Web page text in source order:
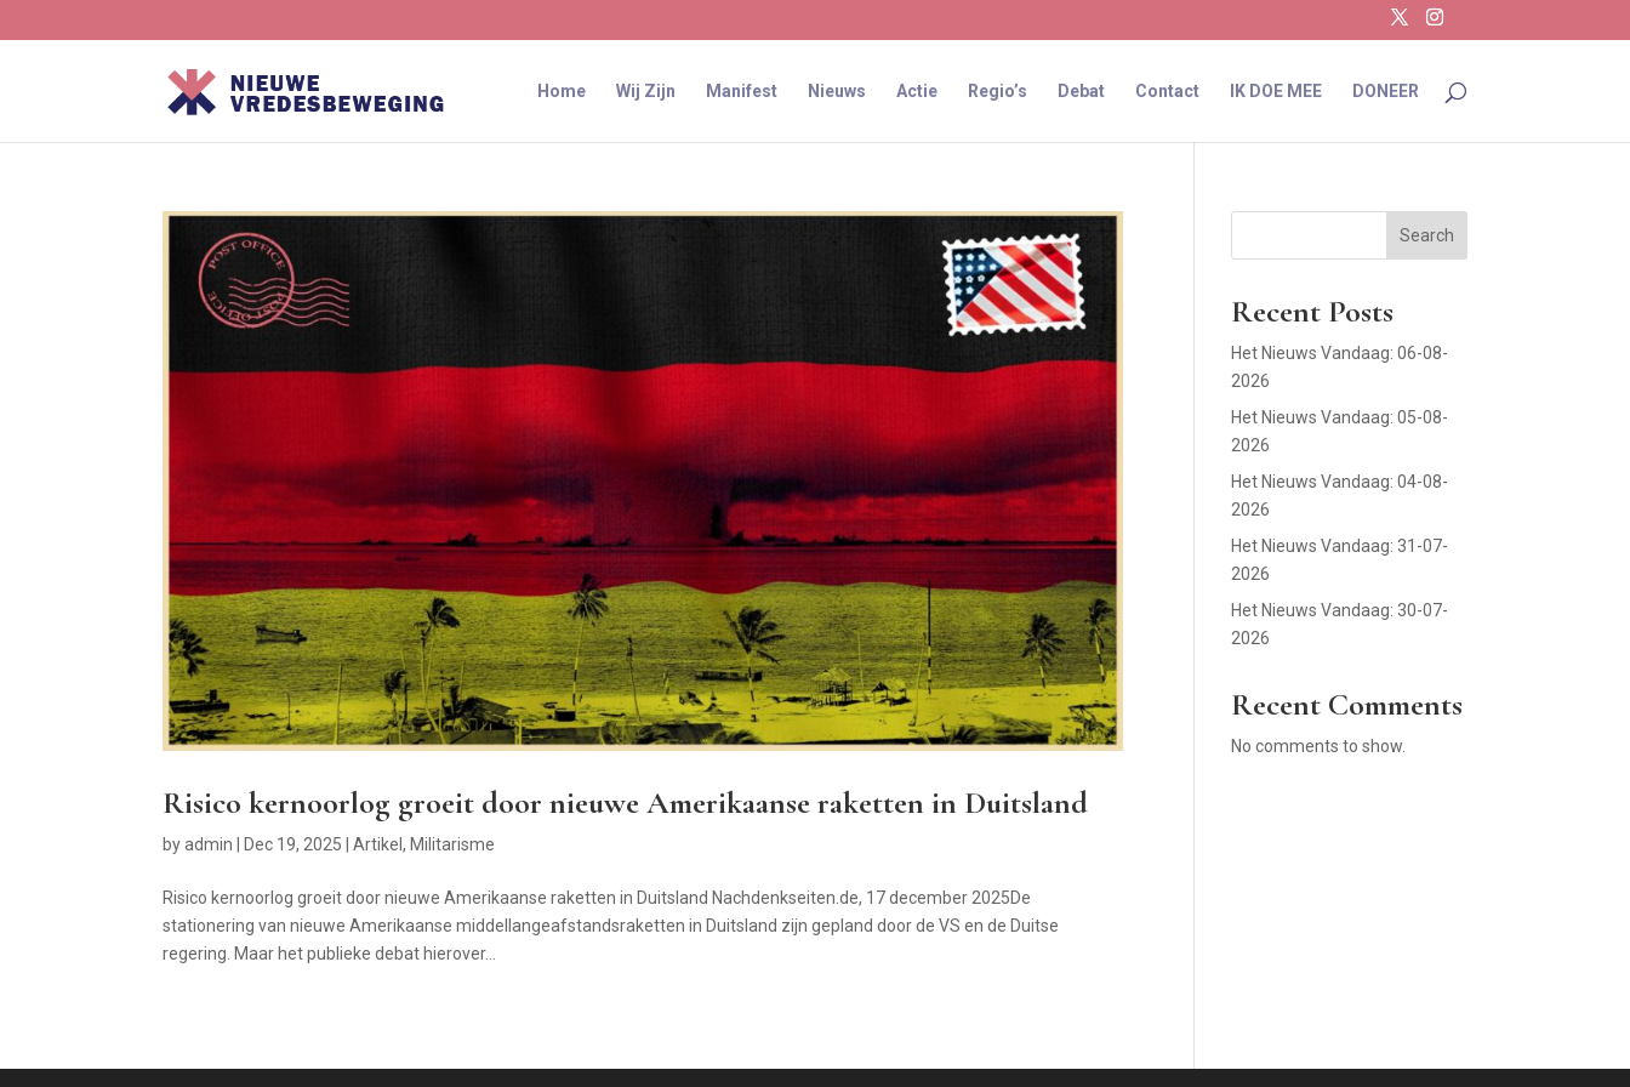
Home Wij Zijn Manifest Nieuws Actie Regio’s Debat Contact IK DOE MEE DONEER
Risico kernoorlog groeit door nieuwe Amerikaanse raketten in Duitsland
byadmin Dec 19, 2025 |Artikel, Militarisme
Risico kernoorlog groeit door nieuwe Amerikaanse raketten in Duitsland Nachdenkseiten.de, 17 december 2025De
stationering van nieuwe Amerikaanse middellangeafstandsraketten in Duitsland zijn gepland door de VS en de Duitse
regering. Maar het publieke debat hierover...
Search
Recent Posts
Het Nieuws Vandaag: 06-08-
2026
Het Nieuws Vandaag: 05-08-
2026
Het Nieuws Vandaag: 04-08-
2026
Het Nieuws Vandaag: 31-07-
2026
Het Nieuws Vandaag: 30-07-
2026
Recent Comments
No comments to show.